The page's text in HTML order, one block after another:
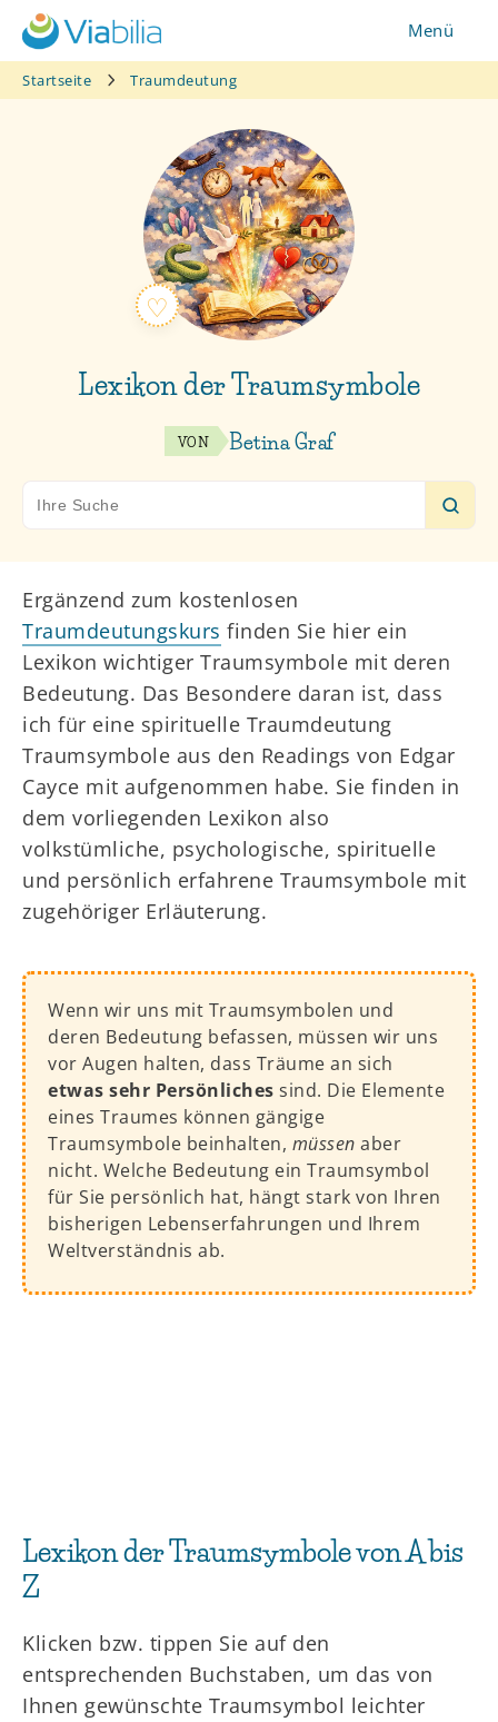
Zum
Inhalt
springen
Menü
Startseite Traumdeutung
Lexikon der Traumsymbole
VON Betina Graf
for:
Ergänzend zum kostenlosen
Traumdeutungskurs finden Sie hier ein
Lexikon wichtiger Traumsymbole mit deren
Bedeutung. Das Besondere daran ist, dass
ich für eine spirituelle Traumdeutung
Traumsymbole aus den Readings von Edgar
Cayce mit aufgenommen habe. Sie finden in
dem vorliegenden Lexikon also
volkstümliche, psychologische, spirituelle
und persönlich erfahrene Traumsymbole mit
zugehöriger Erläuterung.
Wenn wir uns mit Traumsymbolen und
deren Bedeutung befassen, müssen wir uns
vor Augen halten, dass Träume an sich
etwas sehr Persönliches sind. Die Elemente
eines Traumes können gängige
Traumsymbole beinhalten, müssen aber
nicht. Welche Bedeutung ein Traumsymbol
für Sie persönlich hat, hängt stark von Ihren
bisherigen Lebenserfahrungen und Ihrem
Weltverständnis ab.
Lexikon der Traumsymbole von A bis
Z
Klicken bzw. tippen Sie auf den
entsprechenden Buchstaben, um das von
Ihnen gewünschte Traumsymbol leichter